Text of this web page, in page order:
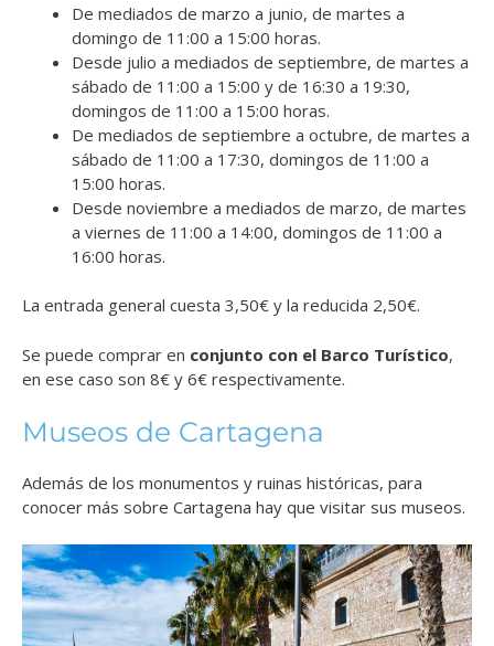
De mediados de marzo a junio, de martes a
domingo de 11:00 a 15:00 horas.
Desde julio a mediados de septiembre, de martes a
sábado de 11:00 a 15:00 y de 16:30 a 19:30,
domingos de 11:00 a 15:00 horas.
De mediados de septiembre a octubre, de martes a
sábado de 11:00 a 17:30, domingos de 11:00 a
15:00 horas.
Desde noviembre a mediados de marzo, de martes
a viernes de 11:00 a 14:00, domingos de 11:00 a
16:00 horas.
La entrada general cuesta 3,50€ y la reducida 2,50€.
Se puede comprar en conjunto con el Barco Turístico,
en ese caso son 8€ y 6€ respectivamente.
Museos de Cartagena
Además de los monumentos y ruinas históricas, para
conocer más sobre Cartagena hay que visitar sus museos.